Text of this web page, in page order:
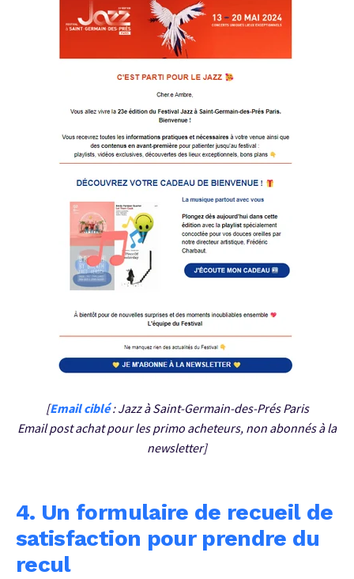
[Email ciblé: Jazz à Saint-Germain-des-Prés Paris
Email post achat pour les primo acheteurs, non abonnés à la
newsletter]
4. Un formulaire de recueil de
satisfaction pour prendre du
recul